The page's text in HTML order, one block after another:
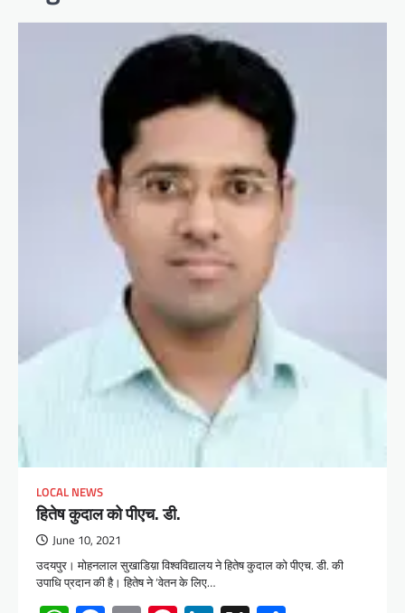
LOCAL NEWS
हितेष कुदाल को पीएच. डी.
June 10, 2021
उदयपुर। मोहनलाल सुखाडिय़ा विश्वविद्यालय ने हितेष कुदाल को पीएच. डी. की
उपाधि प्रदान की है। हितेष ने ‘वेतन के लिए…